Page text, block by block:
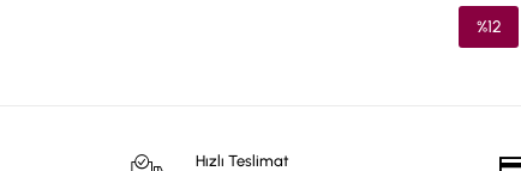
%12
Hızlı Teslimat